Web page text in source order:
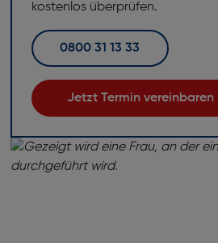
kostenlos überprüfen.
0800 31 13 33
Jetzt Termin vereinbaren